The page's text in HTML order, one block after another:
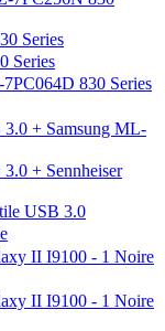
Series
Series
830 Series
+ Samsung ML-
+ Sennheiser
USB 3.0
II I9100 - 1 Noire
II I9100 - 1 Noire